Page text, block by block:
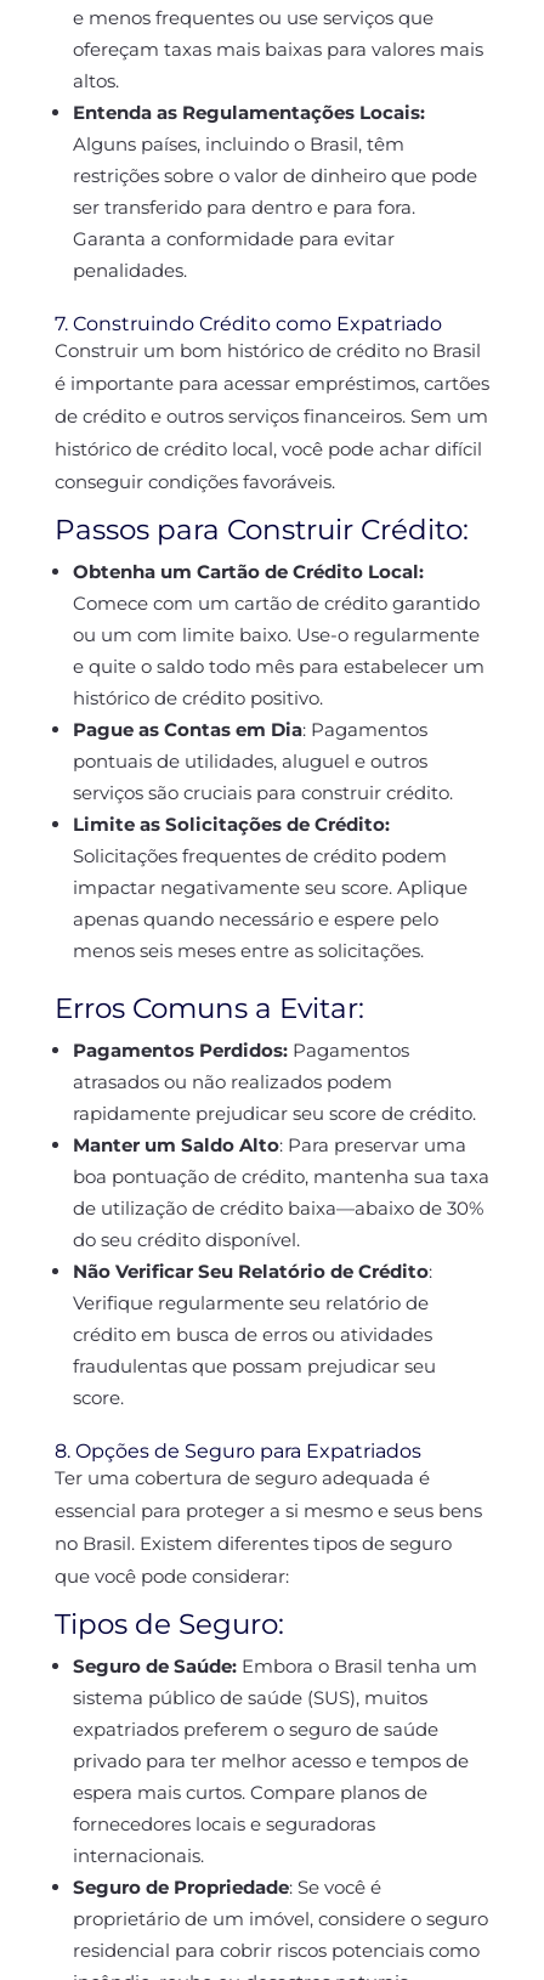
e menos frequentes ou use serviços que
ofereçam taxas mais baixas para valores mais
altos.
Entenda as Regulamentações Locais:
Alguns países, incluindo o Brasil, têm
restrições sobre o valor de dinheiro que pode
ser transferido para dentro e para fora.
Garanta a conformidade para evitar
penalidades.
7. Construindo Crédito como Expatriado
Construir um bom histórico de crédito no Brasil
é importante para acessar empréstimos, cartões
de crédito e outros serviços financeiros. Sem um
histórico de crédito local, você pode achar difícil
conseguir condições favoráveis.
Passos para Construir Crédito:
Obtenha um Cartão de Crédito Local:
Comece com um cartão de crédito garantido
ou um com limite baixo. Use-o regularmente
e quite o saldo todo mês para estabelecer um
histórico de crédito positivo.
Pague as Contas em Dia: Pagamentos
pontuais de utilidades, aluguel e outros
serviços são cruciais para construir crédito.
Limite as Solicitações de Crédito:
Solicitações frequentes de crédito podem
impactar negativamente seu score. Aplique
apenas quando necessário e espere pelo
menos seis meses entre as solicitações.
Erros Comuns a Evitar:
Pagamentos Perdidos: Pagamentos
atrasados ou não realizados podem
rapidamente prejudicar seu score de crédito.
Manter um Saldo Alto: Para preservar uma
boa pontuação de crédito, mantenha sua taxa
de utilização de crédito baixa—abaixo de 30%
do seu crédito disponível.
Não Verificar Seu Relatório de Crédito:
Verifique regularmente seu relatório de
crédito em busca de erros ou atividades
fraudulentas que possam prejudicar seu
score.
8. Opções de Seguro para Expatriados
Ter uma cobertura de seguro adequada é
essencial para proteger a si mesmo e seus bens
no Brasil. Existem diferentes tipos de seguro
que você pode considerar:
Tipos de Seguro:
Seguro de Saúde:Embora o Brasil tenha um
sistema público de saúde (SUS), muitos
expatriados preferem o seguro de saúde
privado para ter melhor acesso e tempos de
espera mais curtos. Compare planos de
fornecedores locais e seguradoras
internacionais.
Seguro de Propriedade: Se você é
proprietário de um imóvel, considere o seguro
residencial para cobrir riscos potenciais como